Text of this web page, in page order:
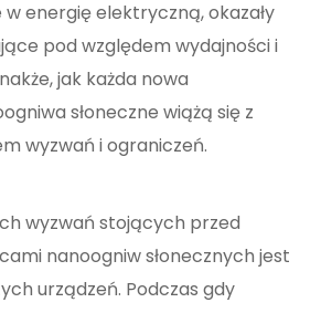
w energię elektryczną, okazały
pod względem wydajności i
jak każda nowa
słoneczne wiążą się z
wyzwań i ograniczeń.
wyzwań stojących przed
nanoogniw słonecznych jest
urządzeń. Podczas gdy